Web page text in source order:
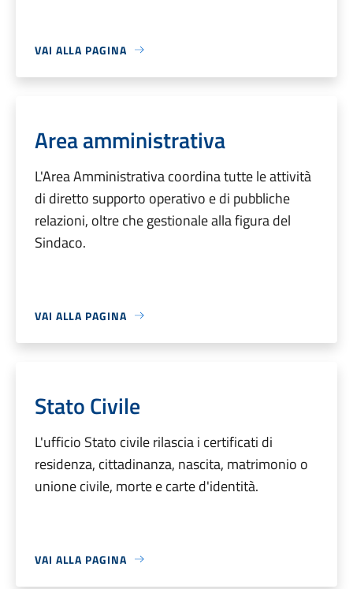
VAI ALLA PAGINA
Area amministrativa
L'Area Amministrativa coordina tutte le attività
di diretto supporto operativo e di pubbliche
relazioni, oltre che gestionale alla figura del
Sindaco.
VAI ALLA PAGINA
Stato Civile
L'ufficio Stato civile rilascia i certificati di
residenza, cittadinanza, nascita, matrimonio o
unione civile, morte e carte d'identità.
VAI ALLA PAGINA